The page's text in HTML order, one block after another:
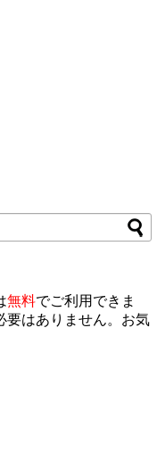
無料でご利用できま
要はありません。お気